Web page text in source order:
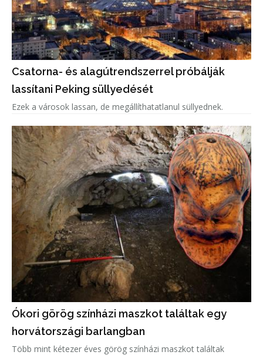
Csatorna- és alagútrendszerrel próbálják
lassítani Peking süllyedését
Ezek a városok lassan, de megállíthatatlanul süllyednek.
Ókori görög színházi maszkot találtak egy
horvátországi barlangban
Több mint kétezer éves görög színházi maszkot találtak